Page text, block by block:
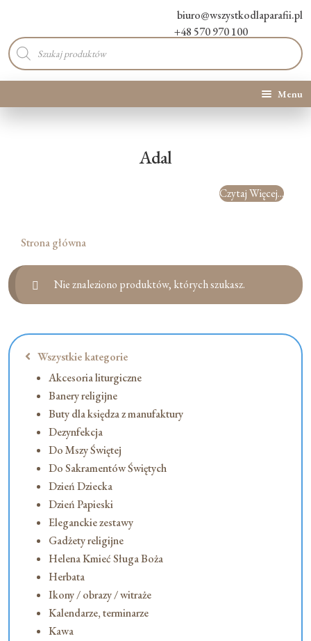
biuro@wszystkodlaparafii.pl
+48 570 970 100
Wyszukiwarka
produktów
Menu
Kontakt
Blog
Koszyk
Adal
Czytaj Więcej...
Strona główna
Wszystkie kategorie
Akcesoria liturgiczne
Banery religijne
Buty dla księdza z manufaktury
Dezynfekcja
Do Mszy Świętej
Do Sakramentów Świętych
Dzień Dziecka
Dzień Papieski
Eleganckie zestawy
Gadżety religijne
Helena Kmieć Sługa Boża
Herbata
Ikony / obrazy / witraże
Kalendarze, terminarze
Kawa
Nie znaleziono produktów, których szukasz.